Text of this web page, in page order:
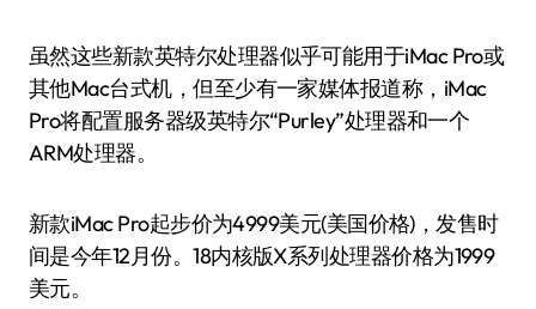
虽然这些新款英特尔处理器似乎可能用于iMac Pro或
其他Mac台式机，但至少有一家媒体报道称，iMac
Pro将配置服务器级英特尔“Purley”处理器和一个
ARM处理器。
新款iMac Pro起步价为4999美元(美国价格)，发售时
间是今年12月份。18内核版X系列处理器价格为1999
美元。